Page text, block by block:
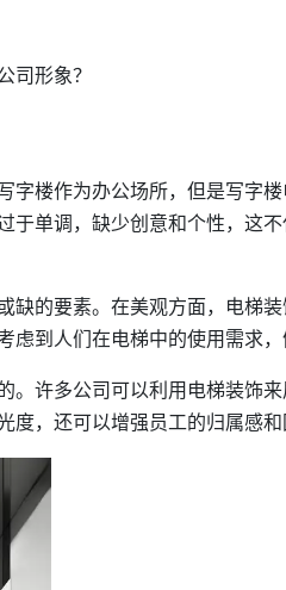
司形象？
字楼作为办公场所，但是写字
于单调，缺少创意和个性，这
缺的要素。在美观方面，电梯
到人们在电梯中的使用需求
。许多公司可以利用电梯装饰
，还可以增强员工的归属感和